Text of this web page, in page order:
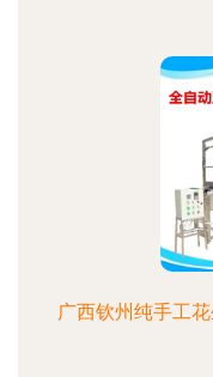
广西钦州纯手工